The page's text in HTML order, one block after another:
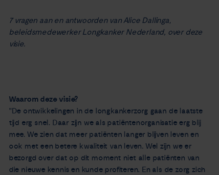
Over ons
7 vragen aan en antwoorden van Alice Dallinga,
beleidsmedewerker Longkanker Nederland, over deze
visie.
Waarom deze visie?
"De ontwikkelingen in de longkankerzorg gaan de laatste
tijd erg snel. Daar zijn we als patiëntenorganisatie erg blij
mee. We zien dat meer patiënten langer blijven leven en
ook met een betere kwaliteit van leven. Wel zijn we er
bezorgd over dat op dit moment niet alle patiënten van
die nieuwe kennis en kunde profiteren. En als de zorg zich